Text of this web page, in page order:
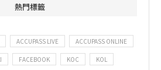
熱門標籤
ACCUPASS LIVE ACCUPASS ONLINE
FACEBOOK KOC KOL